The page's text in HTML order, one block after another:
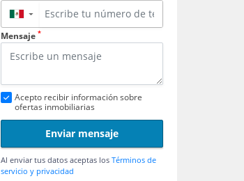
▼
Mensaje *
Acepto recibir información sobre
ofertas inmobiliarias
Enviar mensaje
Al enviar tus datos aceptas los Términos de
servicio y privacidad